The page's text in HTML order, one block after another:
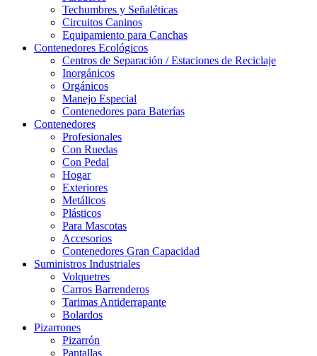
Techumbres y Señaléticas
Circuitos Caninos
Equipamiento para Canchas
Contenedores Ecológicos
Centros de Separación / Estaciones de Reciclaje
Inorgánicos
Orgánicos
Manejo Especial
Contenedores para Baterías
Contenedores
Profesionales
Con Ruedas
Con Pedal
Hogar
Exteriores
Metálicos
Plásticos
Para Mascotas
Accesorios
Contenedores Gran Capacidad
Suministros Industriales
Volquetres
Carros Barrenderos
Tarimas Antiderrapante
Bolardos
Pizarrones
Pizarrón
Pantallas